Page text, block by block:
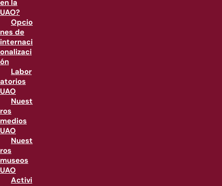
en la
UAO?
Opcio
nes de
internaci
onalizaci
ón
Labor
atorios
UAO
Nuest
ros
medios
UAO
Nuest
ros
museos
UAO
Activi